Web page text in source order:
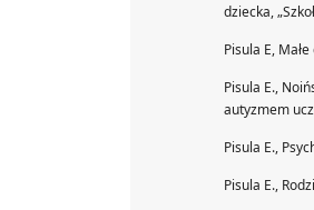
dziecka,
Pisula E,
Pisula E.,
autyzmem
Pisula E.,
Pisula E.,